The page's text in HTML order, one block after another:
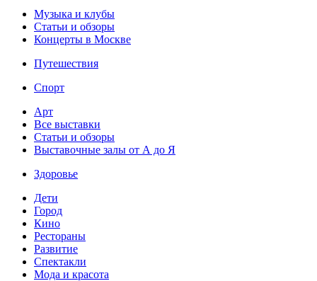
Музыка и клубы
Статьи и обзоры
Концерты в Москве
Путешествия
Спорт
Арт
Все выставки
Статьи и обзоры
Выставочные залы от А до Я
Здоровье
Дети
Город
Кино
Рестораны
Развитие
Спектакли
Мода и красота